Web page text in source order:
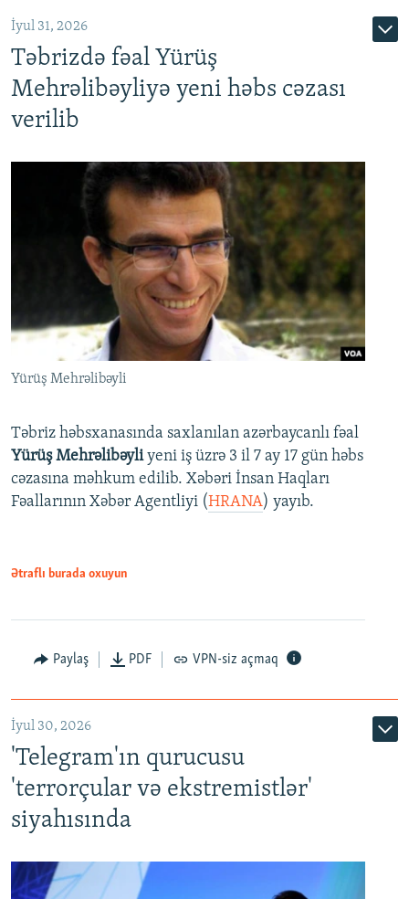
İyul 31, 2026
Təbrizdə fəal Yürüş
Mehrəlibəyliyə yeni həbs cəzası
verilib
Yürüş Mehrəlibəyli
Təbriz həbsxanasında saxlanılan azərbaycanlı fəal
Yürüş Mehrəlibəyliyeni iş üzrə 3 il 7 ay 17 gün həbs
cəzasına məhkum edilib. Xəbəri İnsan Haqları
Fəallarının Xəbər Agentliyi (HRANA) yayıb.
Ətraflı burada oxuyun
Paylaş PDF VPN-siz açmaq
İyul 30, 2026
'Telegram'ın qurucusu
'terrorçular və ekstremistlər'
siyahısında